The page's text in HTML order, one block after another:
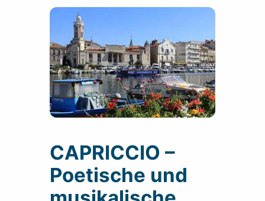
CAPRICCIO –
Poetische und